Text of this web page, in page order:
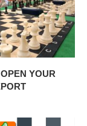
YOUR